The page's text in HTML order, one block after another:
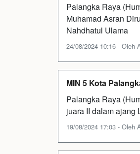
Palangka Raya
Muhamad Asran
Nahdhatul Ulama
24/08/2024 10:16 - Oleh
MIN 5 Kota
Palangka Raya
juara II dalam ajang
19/08/2024 17:03 - Oleh